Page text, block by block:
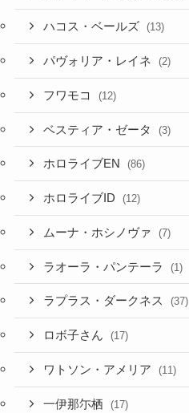
ハコス・ベールズ (13)
パヴォリア・レイネ (2)
フワモコ (12)
ベスティア・ゼータ (3)
ホロライブEN (86)
ホロライブID (12)
ムーナ・ホシノヴァ (7)
ラオーラ・パンテーラ (1)
ラプラス・ダークネス (37)
ロボ子さん (17)
ワトソン・アメリア (11)
一伊那尓栖 (17)